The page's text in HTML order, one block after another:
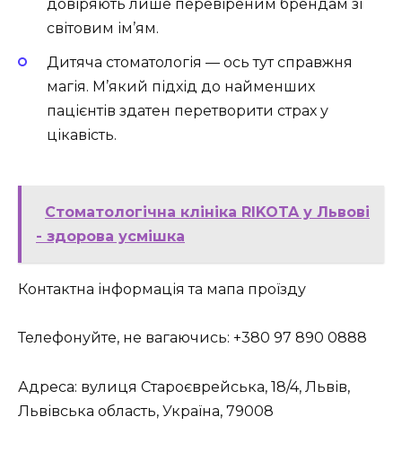
довіряють лише перевіреним брендам зі
світовим ім’ям.
Дитяча стоматологія — ось тут справжня
магія. М’який підхід до найменших
пацієнтів здатен перетворити страх у
цікавість.
Стоматологічна клініка RIKOTA у Львові
- здорова усмішка
Контактна інформація та мапа проїзду
Телефонуйте, не вагаючись: +380 97 890 0888
Адреса: вулиця Староєврейська, 18/4, Львів,
Львівська область, Україна, 79008